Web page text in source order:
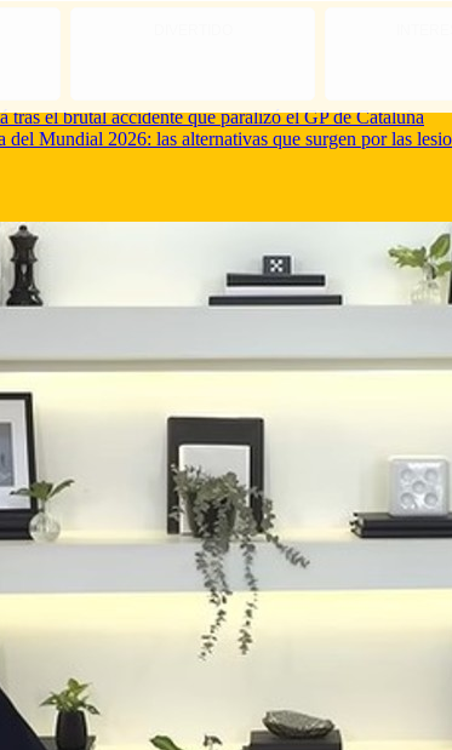
el brutal accidente que paralizó el GP de Cataluña
Mundial 2026: las alternativas que surgen por las